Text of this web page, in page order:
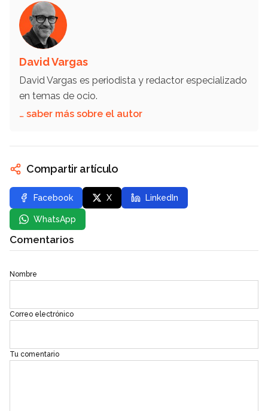
David Vargas
David Vargas es periodista y redactor especializado
en temas de ocio.
… saber más sobre el autor
Compartir artículo
Facebook X LinkedIn
WhatsApp
Comentarios
Nombre
Correo electrónico
Tu comentario